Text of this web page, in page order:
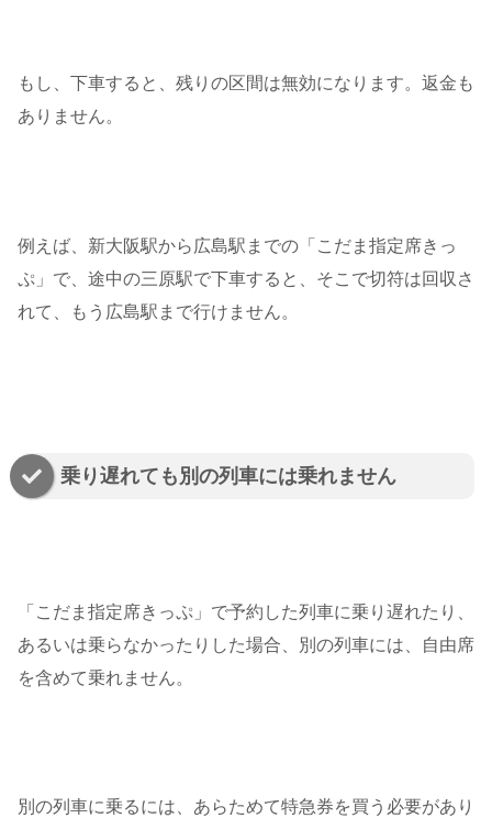
もし、下車すると、残りの区間は無効になります。返金も
ありません。
例えば、新大阪駅から広島駅までの「こだま指定席きっ
ぷ」で、途中の三原駅で下車すると、そこで切符は回収さ
れて、もう広島駅まで行けません。
乗り遅れても別の列車には乗れません
「こだま指定席きっぷ」で予約した列車に乗り遅れたり、
あるいは乗らなかったりした場合、別の列車には、自由席
を含めて乗れません。
別の列車に乗るには、あらためて特急券を買う必要があり